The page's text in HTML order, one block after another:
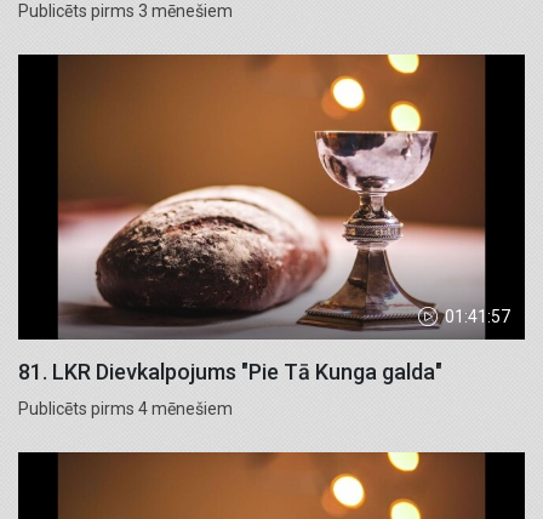
Publicēts pirms 3 mēnešiem
01:41:57
81. LKR Dievkalpojums "Pie Tā Kunga galda"
Publicēts pirms 4 mēnešiem